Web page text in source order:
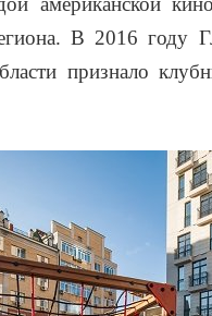
В 2016 году
признало